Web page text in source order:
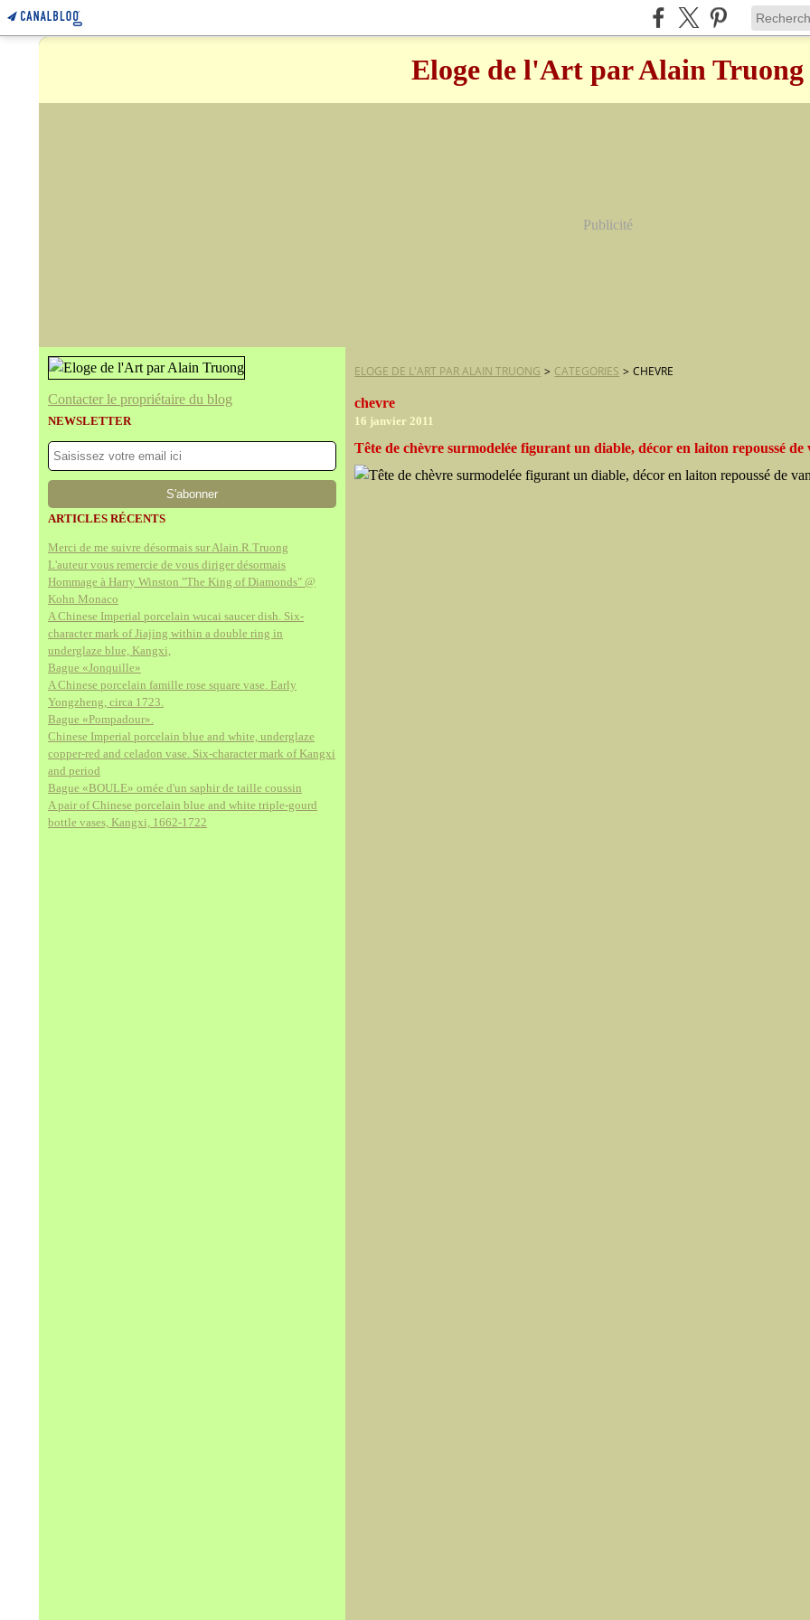
Eloge de l'Art par Alain Truong
Publicité
Contacter le propriétaire du blog
NEWSLETTER
ARTICLES RÉCENTS
Merci de me suivre désormais sur Alain.R.Truong
L'auteur vous remercie de vous diriger désormais
Hommage à Harry Winston "The King of Diamonds" @
Kohn Monaco
A Chinese Imperial porcelain wucai saucer dish. Six-
character mark of Jiajing within a double ring in
underglaze blue, Kangxi,
Bague «Jonquille»
A Chinese porcelain famille rose square vase. Early
Yongzheng, circa 1723.
Bague «Pompadour».
Chinese Imperial porcelain blue and white, underglaze
copper-red and celadon vase. Six-character mark of Kangxi
and period
Bague «BOULE» ornée d'un saphir de taille coussin
A pair of Chinese porcelain blue and white triple-gourd
bottle vases, Kangxi, 1662-1722
ELOGE DE L'ART PAR ALAIN TRUONG > CATEGORIES > CHEVRE
chevre
16 janvier 2011
Tête de chèvre surmodelée figurant un diable, décor en laiton repoussé de